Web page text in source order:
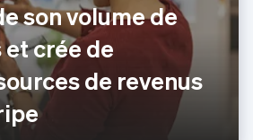
son volume de
crée de
de revenus